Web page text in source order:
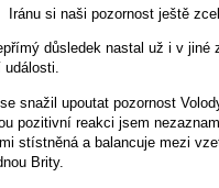
Iránu si naši pozornost ještě
důsledek nastal už i v
události.
snažil upoutat pozornost
pozitivní reakci jsem
stístněná a balancuje mezi
Brity.